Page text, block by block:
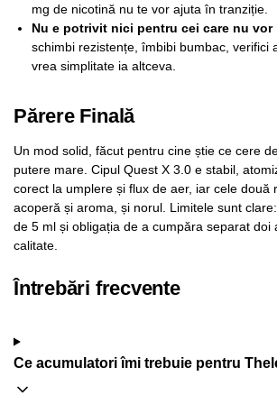
mg de nicotină nu te vor ajuta în tranziție.
Nu e potrivit nici pentru cei care nu vor
schimbi rezistențe, îmbibi bumbac, verifici
vrea simplitate ia altceva.
Părere Finală
Un mod solid, făcut pentru cine știe ce cere
putere mare. Cipul Quest X 3.0 e stabil,
corect la umplere și flux de aer, iar cele două
acoperă și aroma, și norul. Limitele sunt
de 5 ml și obligația de a cumpăra separat doi
calitate.
Întrebări frecvente
Ce acumulatori îmi trebuie pentru